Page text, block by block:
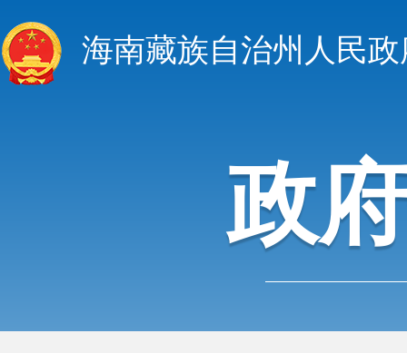
海南藏族自治州人民政
政